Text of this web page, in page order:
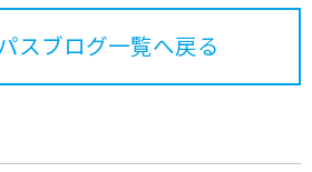
スブログ一覧へ戻る